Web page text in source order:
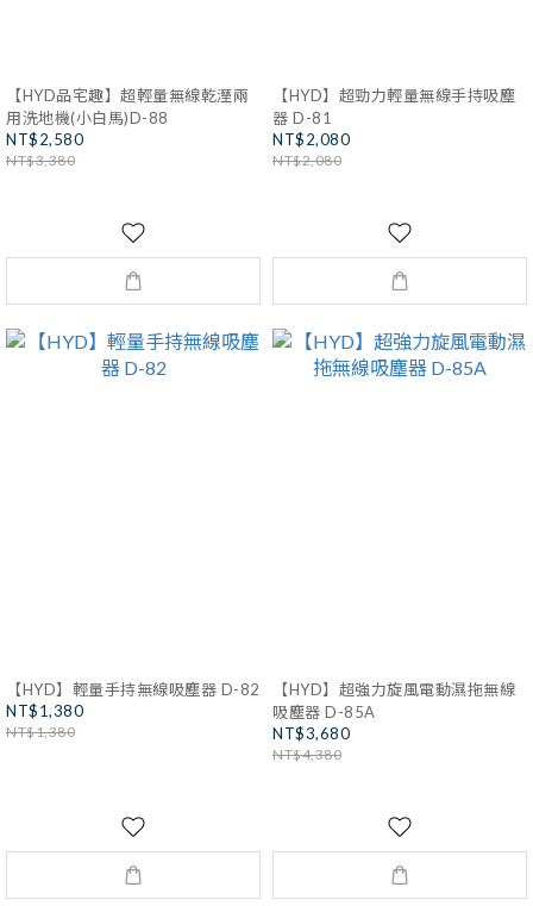
【HYD品宅趣】超輕量無線乾溼兩
用洗地機(小白馬)D-88
NT$2,580
NT$3,380
【HYD】超勁力輕量無線手持吸塵
器 D-81
NT$2,080
NT$2,080
【HYD】輕量手持無線吸塵器 D-82
NT$1,380
NT$1,380
【HYD】超強力旋風電動濕拖無線
吸塵器 D-85A
NT$3,680
NT$4,380